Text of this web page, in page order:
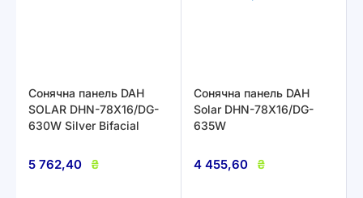
Сонячна панель DAH
SOLAR DHN-78X16/DG-
630W Silver Bifacial
5 762,40 ₴
Сонячна панель DAH
Solar DHN-78X16/DG-
635W
4 455,60 ₴